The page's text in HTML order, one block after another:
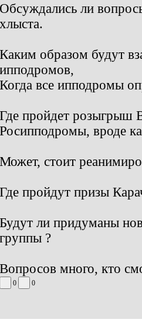
Обсуждались ли
хлыста.
Каким образом будут
ипподромов,
Когда все ипподромы
Где пройдет розыгрыш
Росипподромы, вроде
Может, стоит
Где пройдут призы
Будут ли придуманы
группы ?
Вопросов много, кто
0 0